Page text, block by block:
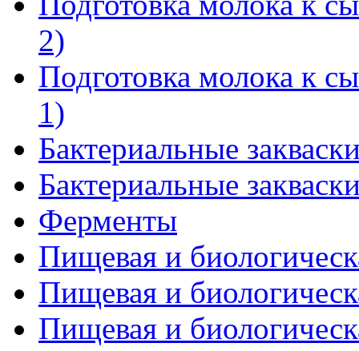
2)
Подготовка молока к
1)
Бактериальные
Бактериальные
Ферменты
Пищевая и
Пищевая и
Пищевая и